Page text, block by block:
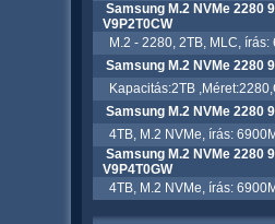
Samsung M.2 NVMe 2280
V9P2T0CW
M.2 - 2280, 2TB, MLC, írás:
Samsung M.2 NVMe 2280
Kapacitás:2TB
Samsung M.2 NVMe 2280
4TB, M.2 NVMe, írás:
Samsung M.2 NVMe 2280
V9P4T0GW
4TB, M.2 NVMe, írás: